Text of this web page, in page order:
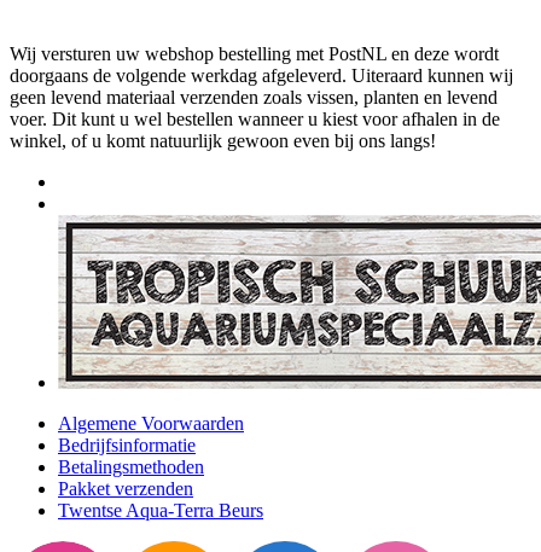
Wij versturen uw webshop bestelling met PostNL en deze wordt
doorgaans de volgende werkdag afgeleverd. Uiteraard kunnen wij
geen levend materiaal verzenden zoals vissen, planten en levend
voer. Dit kunt u wel bestellen wanneer u kiest voor afhalen in de
winkel, of u komt natuurlijk gewoon even bij ons langs!
Algemene Voorwaarden
Bedrijfsinformatie
Betalingsmethoden
Pakket verzenden
Twentse Aqua-Terra Beurs